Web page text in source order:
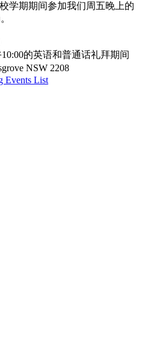
学期期间参加我们周五晚上的
的英语和普通话礼拜期间
NSW 2208
Events List